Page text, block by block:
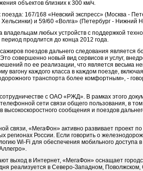
объектов близких к 300 км/ч.
167/168 «Невский экспресс» (Москва -
и 59/60 «Волга» (Петербург - Нижний
любых устройств с поддержкой
продлится до конца 2012 года.
поездов дальнего следования является
совершенно новый вид сервисов и услуг,
по ее реализации, что является весьма
вагону каждого класса в каждом поезде,
транспорта более комфортным», -
с ОАО «РЖД». В рамках этого
сети связи общего пользования, в
сообщения и поездов
связи, «МегаФон» активно развивает проект
регионах России. Если говорить о
Wi-Fi для обеспечения мобильного доступа
выход в Интернет, «МегаФон» оснащает
реализуется в Северо-Западном, Поволжском,